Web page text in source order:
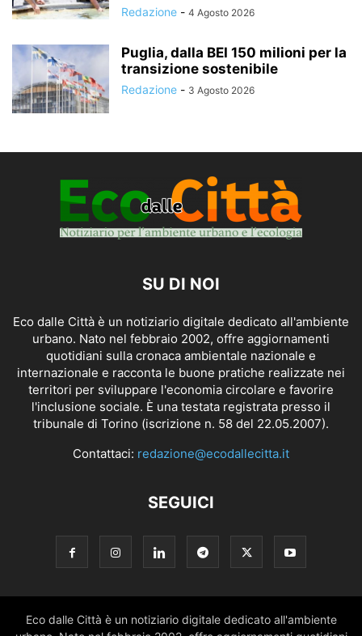
Redazione - 4 Agosto 2026
Puglia, dalla BEI 150 milioni per la
transizione sostenibile
Redazione - 3 Agosto 2026
SU DI NOI
Eco dalle Città è un notiziario digitale dedicato all'ambiente
urbano. Nato nel febbraio 2002, offre aggiornamenti
quotidiani sulla cronaca ambientale nazionale e
internazionale e racconta le buone pratiche realizzate nei
territori per sviluppare l'economia circolare e favorire
l'inclusione sociale. È una testata registrata presso il
tribunale di Torino (iscrizione n. 58 del 22.05.2007).
Contattaci: redazione@ecodallecitta.it
SEGUICI
Eco dalle Città è un notiziario digitale dedicato all'ambiente